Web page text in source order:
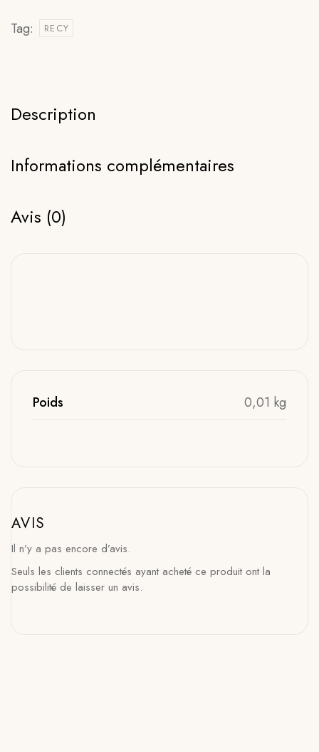
Tag: RECY
Description
Informations complémentaires
Avis (0)
Poids 0,01 kg
AVIS
Il n’y a pas encore d’avis.
Seuls les clients connectés ayant acheté ce produit ont la
possibilité de laisser un avis.